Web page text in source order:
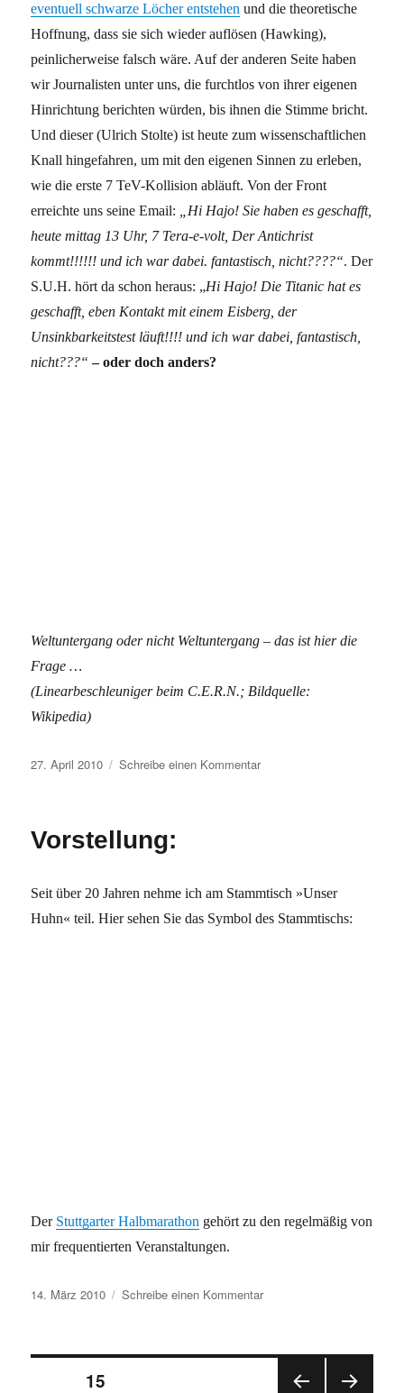
eventuell schwarze Löcher entstehen und die theoretische
Hoffnung, dass sie sich wieder auflösen (Hawking),
peinlicherweise falsch wäre. Auf der anderen Seite haben
wir Journalisten unter uns, die furchtlos von ihrer eigenen
Hinrichtung berichten würden, bis ihnen die Stimme bricht.
Und dieser (Ulrich Stolte) ist heute zum wissenschaftlichen
Knall hingefahren, um mit den eigenen Sinnen zu erleben,
wie die erste 7 TeV-Kollision abläuft. Von der Front
erreichte uns seine Email:
„Hi Hajo! Sie haben es geschafft,
heute mittag 13 Uhr, 7 Tera-e-volt, Der Antichrist
kommt!!!!!! und ich war dabei. fantastisch, nicht????“. Der
S.U.H. hört da schon heraus: „Hi Hajo! Die Titanic hat es
geschafft, eben Kontakt mit einem Eisberg, der
Unsinkbarkeitstest läuft!!!! und ich war dabei, fantastisch,
nicht???“ – oder doch anders?
Weltuntergang oder nicht Weltuntergang – das ist hier die
Frage …
(Linearbeschleuniger beim C.E.R.N.; Bildquelle:
Wikipedia)
Veröffentlicht
27. April 2010 Schreibe einen Kommentarzu
beim
Schweizer
Vorstellung:
Seit über 20 Jahren nehme ich am Stammtisch »Unser
Huhn« teil. Hier sehen Sie das Symbol des Stammtischs:
Der Stuttgarter Halbmarathon gehört zu den regelmäßig von
mir frequentierten Veranstaltungen.
Veröffentlicht
14. März 2010 Schreibe einen Kommentarzu
Seitennummerierung
15